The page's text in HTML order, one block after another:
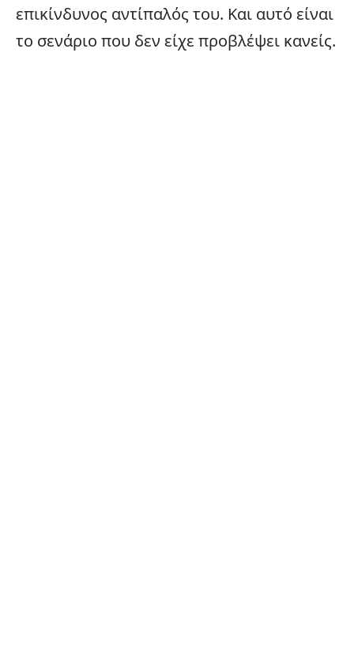
επικίνδυνος αντίπαλός του. Και αυτό είναι
το σενάριο που δεν είχε προβλέψει κανείς.